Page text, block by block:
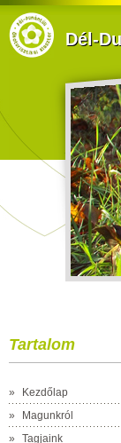
Dél-
Tartalom
»
Kezdőlap
»
Magunkról
»
Tagjaink